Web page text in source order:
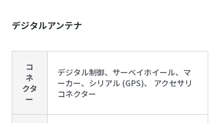
デジタルアンテナ
コ
ネ
クタ
ー
デジタル制御、サーベイホイール、マ
ーカー、シリアル (GPS)、 アクセサリ
コネクター